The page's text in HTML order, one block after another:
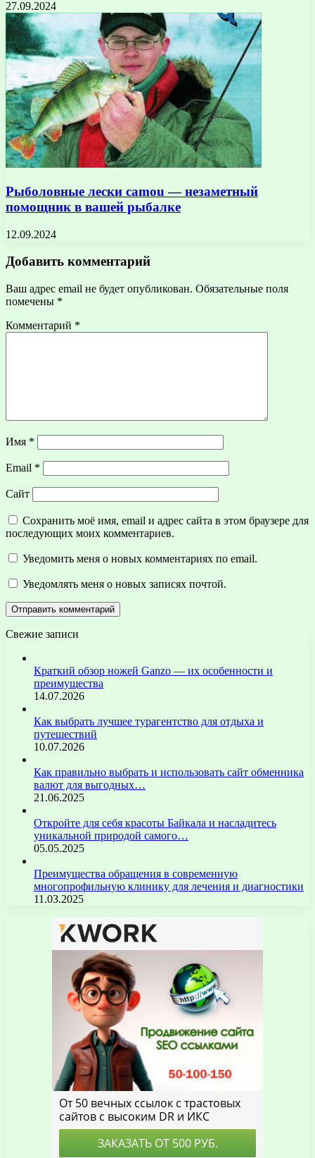
27.09.2024
Рыболовные лески camou — незаметный
помощник в вашей рыбалке
12.09.2024
Добавить комментарий
Ваш адрес email не будет опубликован. Обязательные поля
помечены *
Комментарий *
Имя *
Email *
Сайт
Сохранить моё имя, email и адрес сайта в этом браузере для
последующих моих комментариев.
Уведомить меня о новых комментариях по email.
Уведомлять меня о новых записях почтой.
Свежие записи
Краткий обзор ножей Ganzo — их особенности и
преимущества
14.07.2026
Как выбрать лучшее турагентство для отдыха и
путешествий
10.07.2026
Как правильно выбрать и использовать сайт обменника
валют для выгодных…
21.06.2025
Откройте для себя красоты Байкала и насладитесь
уникальной природой самого…
05.05.2025
Преимущества обращения в современную
многопрофильную клинику для лечения и диагностики
11.03.2025